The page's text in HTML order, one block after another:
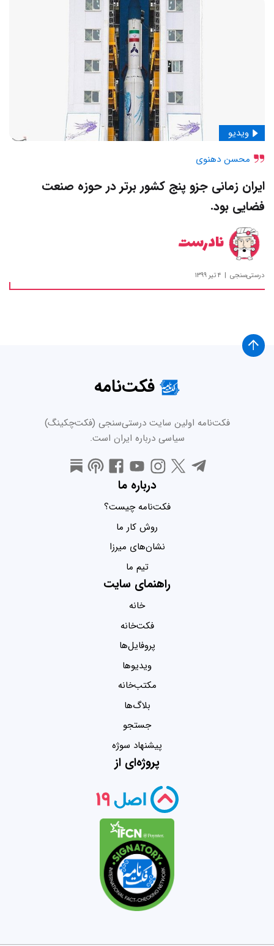
محسن دهنوی
ویدیو
ایران زمانی جزو پنج کشور برتر در حوزه صنعت
فضایی بود.
نادرست
درستی‌سنجی ۴ تیر ۱۳۹۹
فکت‌نامه
فکت‌نامه اولین سایت درستی‌سنجی (فکت‌چکینگ)
سیاسی درباره ایران است.
درباره ما
فکت‌نامه چیست؟
روش کار ما
نشان‌های میرزا
تیم ما
راهنمای سایت
خانه
فکت‌خانه
پروفایل‌ها
ویدیو‌ها
مکتب‌خانه
بلاگ‌ها
جستجو
پیشنهاد سوژه
پروژه‌ای از